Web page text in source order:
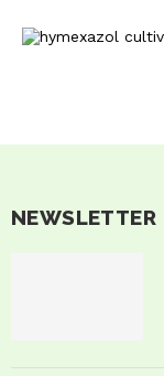
NEWSLETTER